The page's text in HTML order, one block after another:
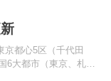
京都心5区（千代田
6大都市（東京、札